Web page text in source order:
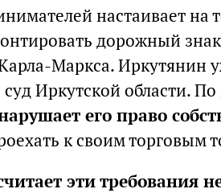
настаивает на
дорожный
Маркса. Иркутянин
Иркутской области.
его право
к своим торговым
эти требования